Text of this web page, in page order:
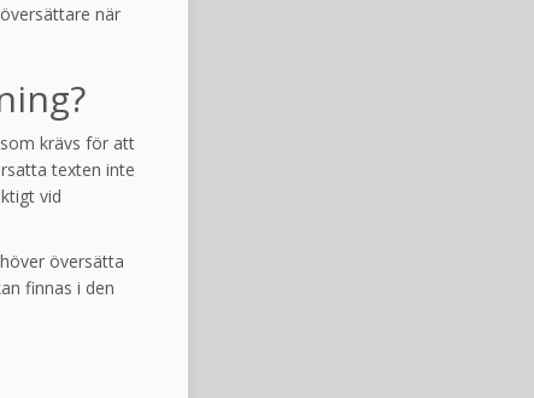
när
krävs för att
texten inte
vid
översätta
finnas i den